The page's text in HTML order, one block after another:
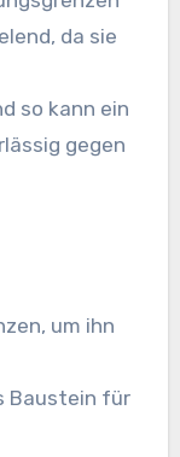
da sie
so kann ein
gegen
um ihn
Baustein für